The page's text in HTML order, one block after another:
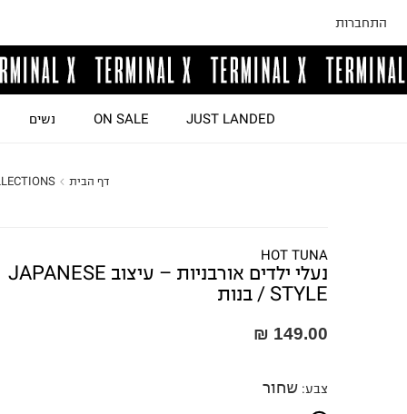
התחברות
JUST LANDED
ON SALE נשים
דף הבית
HOT TUNA
נעלי ילדים אורבניות – עיצוב JAPANESE
STYLE / בנות
149.00 ₪
צבע: שחור